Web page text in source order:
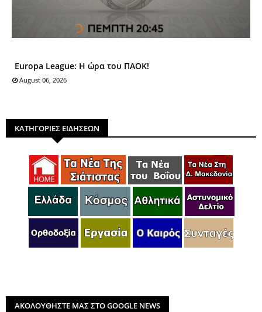
Europa League: Η ώρα του ΠΑΟΚ!
August 06, 2026
ΚΑΤΗΓΟΡΙΕΣ ΕΙΔΗΣΕΩΝ
ΑΚΟΛΟΥΘΗΣΤΕ ΜΑΣ ΣΤΟ GOOGLE NEWS